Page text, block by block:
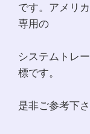
です。アメリ
専用の
システムトレ
標です。
是非ご参考下